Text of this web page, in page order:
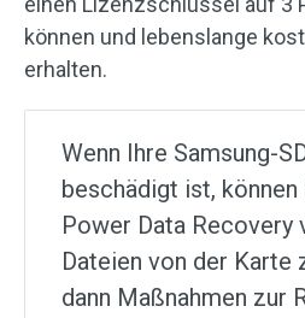
können und lebenslange
erhalten.
Wenn Ihre Samsung-
beschädigt ist,
Power Data Recovery
Dateien von der Karte
dann Maßnahmen zur